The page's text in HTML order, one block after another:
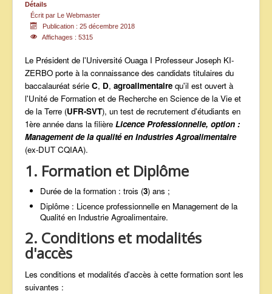
Détails
Écrit par Le Webmaster
Publication : 25 décembre 2018
Affichages : 5315
Le Président de l'Université Ouaga I Professeur Joseph KI-
ZERBO porte à la connaissance des candidats titulaires du
baccalauréat série C, D, agroalimentaire qu'il est ouvert à
l'Unité de Formation et de Recherche en Science de la Vie et
de la Terre (UFR-SVT), un test de recrutement d'étudiants en
1ère année dans la filière Licence Professionnelle, option :
Management de la qualité en Industries Agroalimentaire
(ex-DUT CQIAA).
1. Formation et Diplôme
Durée de la formation : trois (3) ans ;
Diplôme : Licence professionnelle en Management de la
Qualité en Industrie Agroalimentaire.
2. Conditions et modalités
d'accès
Les conditions et modalités d'accès à cette formation sont les
suivantes :